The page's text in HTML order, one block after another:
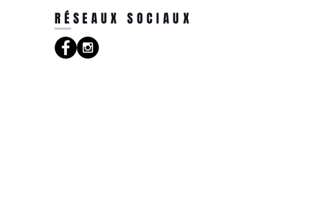
RÉSEAUX SOCIAUX